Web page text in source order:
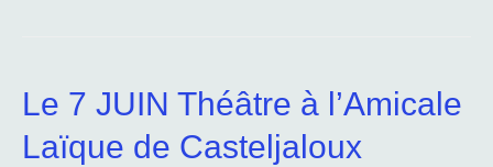
Le 7 JUIN Théâtre à l’Amicale
Laïque de Casteljaloux